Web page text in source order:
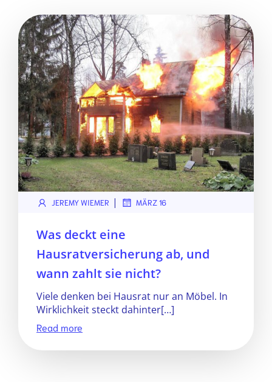
JEREMY WIEMER | MÄRZ 16
Was deckt eine
Hausratversicherung ab, und
wann zahlt sie nicht?
Viele denken bei Hausrat nur an Möbel. In
Wirklichkeit steckt dahinter[…]
Read more